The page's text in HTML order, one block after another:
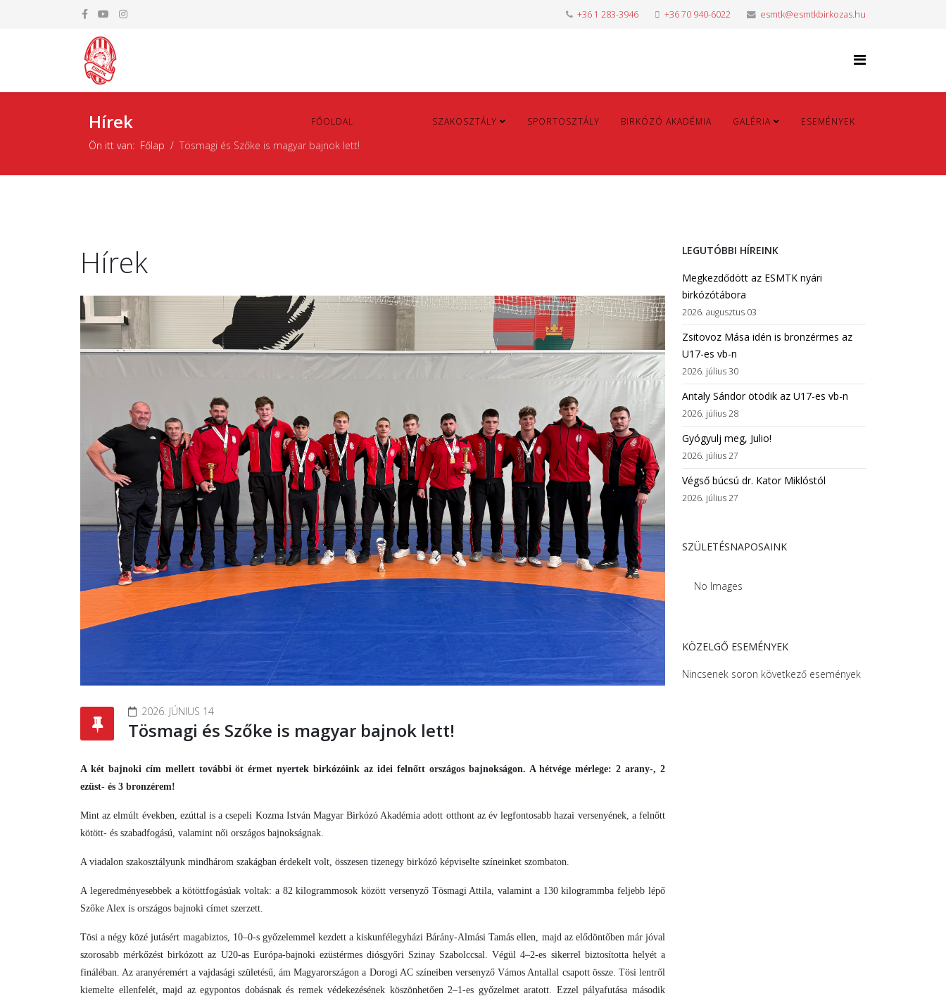
+36 1 283-3946 +36 70 940-6022 esmtk@esmtkbirkozas.hu
FŐOLDAL SZAKOSZTÁLY SPORTOSZTÁLY BIRKÓZÓ AKADÉMIA GALÉRIA ESEMÉNYEK
Hírek
Ön itt van: Főlap Tösmagi és Szőke is magyar bajnok lett!
Hírek
2026. JÚNIUS 14
Tösmagi és Szőke is magyar bajnok lett!
A két bajnoki cím mellett további öt érmet nyertek birkózóink az idei felnőtt országos bajnokságon. A hétvége mérlege: 2 arany-, 2
ezüst- és 3 bronzérem!
Mint az elmúlt években, ezúttal is a csepeli Kozma István Magyar Birkózó Akadémia adott otthont az év legfontosabb hazai versenyének, a felnőtt
kötött- és szabadfogású, valamint női országos bajnokságnak.
A viadalon szakosztályunk mindhárom szakágban érdekelt volt, összesen tizenegy birkózó képviselte színeinket szombaton.
A legeredményesebbek a kötöttfogásúak voltak: a 82 kilogrammosok között versenyző Tösmagi Attila, valamint a 130 kilogrammba feljebb lépő
Szőke Alex is országos bajnoki címet szerzett.
Tösi a négy közé jutásért magabiztos, 10–0-s győzelemmel kezdett a kiskunfélegyházi Bárány-Almási Tamás ellen, majd az elődöntőben már jóval
szorosabb mérkőzést birkózott az U20-as Európa-bajnoki ezüstérmes diósgyőri Szinay Szabolccsal. Végül 4–2-es sikerrel biztosította helyét a
fináléban. Az aranyéremért a vajdasági születésű, ám Magyarországon a Dorogi AC színeiben versenyző Vámos Antallal csapott össze. Tösi lentről
kiemelte ellenfelét, majd az egypontos dobásnak és remek védekezésének köszönhetően 2–1-es győzelmet aratott. Ezzel pályafutása második
LEGUTÓBBI HÍREINK
Megkezdődött az ESMTK nyári
birkózótábora
2026. augusztus 03
Zsitovoz Mása idén is bronzérmes az
U17-es vb-n
2026. július 30
Antaly Sándor ötödik az U17-es vb-n
2026. július 28
Gyógyulj meg, Julio!
2026. július 27
Végső búcsú dr. Kator Miklóstól
2026. július 27
SZÜLETÉSNAPOSAINK
No Images
KÖZELGŐ ESEMÉNYEK
Nincsenek soron következő események